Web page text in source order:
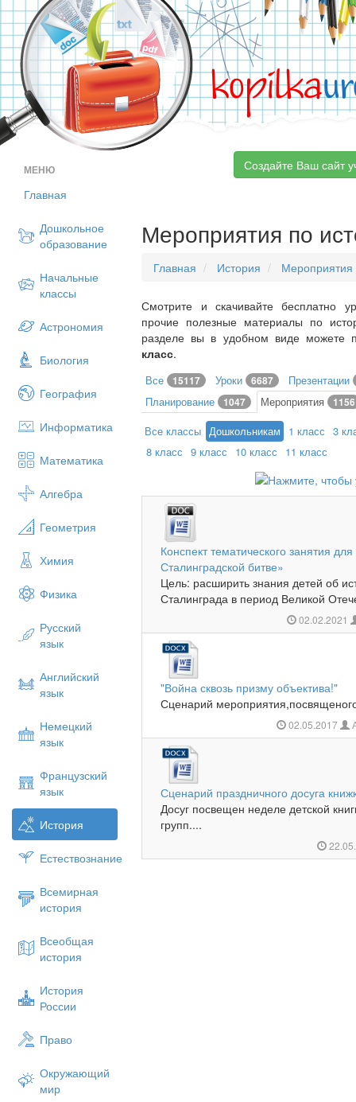
kopilka
МЕНЮ
Главная
Дошкольное
образование
Начальные
классы
Астрономия
Биология
География
Информатика
Математика
Алгебра
Геометрия
Химия
Физика
Русский
язык
Английский
язык
Немецкий
язык
Французский
язык
История
Естествознание
Всемирная
история
Всеобщая
история
История
России
Право
Окружающий
мир
Создайте Ваш сайт
Мероприятия по
Главная История Мероприятия
Смотрите и скачивайте бесплатно
прочие полезные материалы по
разделе вы в удобном виде можете
класс.
Все 15117 Уроки 6687
Презентации
Планирование 1047 Мероприятия 1156
Все классы Дошкольникам 1 класс 3
8 класс 9 класс 10 класс 11 класс
Конспект тематического занятия
Сталинградской битве»
Цель: расширить знания детей об
Сталинграда в период Великой
02.02.2021
"Война сквозь призму объектива!"
Сценарий
02.05.2017
Сценарий праздничного досуга
Досуг посвещен неделе детской
групп....